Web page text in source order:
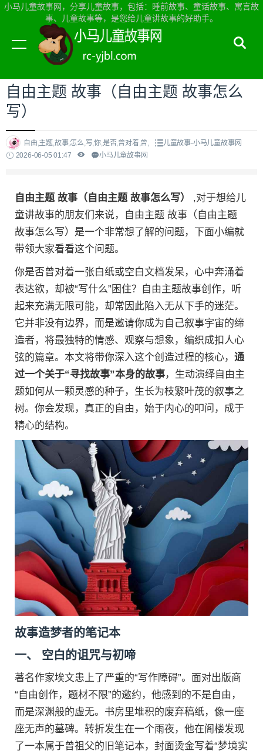
小马儿童故事网，分享儿童故事，包括：睡前故事、童话故事、寓言故
事、儿童故事等，是您给儿童讲故事的好助手。
当前位置：小马儿童故事网首页>儿童故事
自由主题 故事（自由主题 故事怎么
写）
自由,主题,故事,怎么,写,你,是否,曾对着,曾,
儿童故事-小马儿童故事网
2026-06-05 01:47
小马儿童故事网
自由主题 故事（自由主题 故事怎么写） ,对于想给儿
童讲故事的朋友们来说，自由主题 故事（自由主题
故事怎么写）是一个非常想了解的问题，下面小编就
带领大家看看这个问题。
你是否曾对着一张白纸或空白文档发呆，心中奔涌着
表达欲，却被“写什么”困住？自由主题故事创作，听
起来充满无限可能，却常因此陷入无从下手的迷茫。
它并非没有边界，而是邀请你成为自己叙事宇宙的缔
造者，将最独特的情感、观察与想象，编织成扣人心
弦的篇章。本文将带你深入这个创造过程的核心， 通
过一个关于“寻找故事”本身的故事，生动演绎自由主
题如何从一颗灵感的种子，生长为枝繁叶茂的叙事之
树。你会发现，真正的自由，始于内心的叩问，成于
精心的结构。
故事造梦者的笔记本
一、 空白的诅咒与初啼
著名作家埃文患上了严重的“写作障碍”。面对出版商
“自由创作，题材不限”的邀约，他感到的不是自由，
而是深渊般的虚无。书房里堆积的废弃稿纸，像一座
座无声的墓碑。转折发生在一个雨夜，他在阁楼发现
了一本属于曾祖父的旧笔记本，封面烫金写着“梦境实